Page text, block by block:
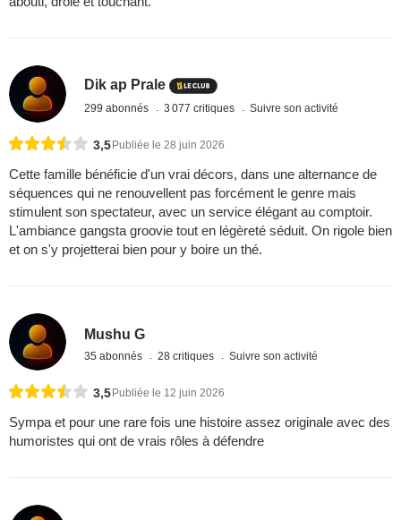
Dik ap Prale
299 abonnés 3 077 critiques Suivre son activité
3,5 Publiée le 28 juin 2026
Cette famille bénéficie d'un vrai décors, dans une alternance de
séquences qui ne renouvellent pas forcément le genre mais
stimulent son spectateur, avec un service élégant au comptoir.
L'ambiance gangsta groovie tout en légèreté séduit. On rigole bien
et on s'y projetterai bien pour y boire un thé.
Mushu G
35 abonnés 28 critiques Suivre son activité
3,5 Publiée le 12 juin 2026
Sympa et pour une rare fois une histoire assez originale avec des
humoristes qui ont de vrais rôles à défendre